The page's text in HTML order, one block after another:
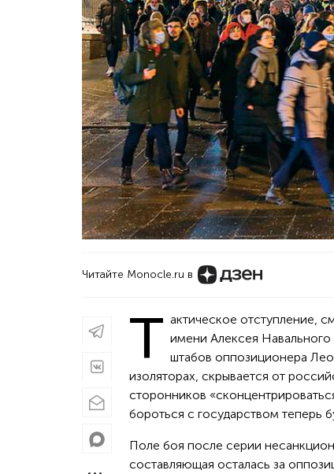
Читайте Monocle.ru в
Т актическое отступление,
имени Алексея
штабов оппозиционера
изоляторах, скрывается от
сторонников
бороться с государством теперь
Поле боя после серии
составляющая осталась за